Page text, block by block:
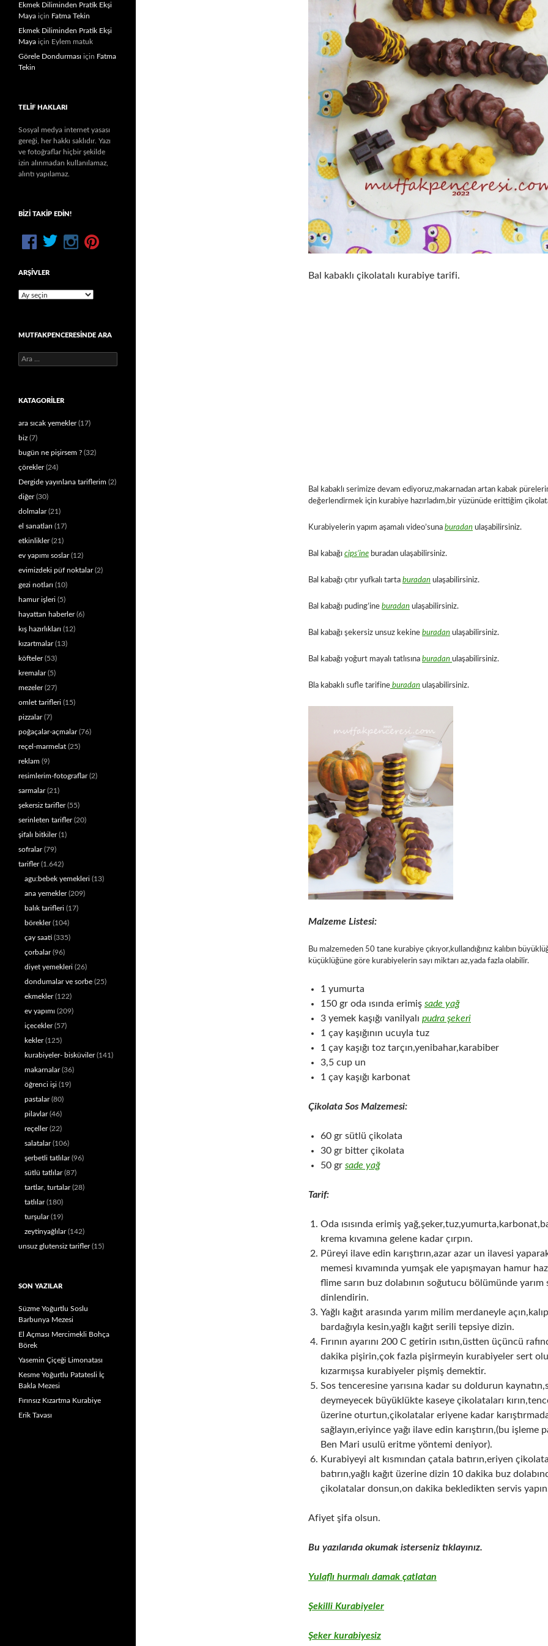
Bal kabaklı çikolatalı kurabiye tarifi.
Bal kabaklı serimize devam ediyoruz,makarnadan artan kabak
değerlendirmek için kurabiye hazırladım,bir yüzünüde erittiğim
Kurabiyelerin yapım aşamalı video’suna buradan ulaşabilirsiniz.
Bal kabağı cips’ine buradan ulaşabilirsiniz.
Bal kabağı çıtır yufkalı tarta buradan ulaşabilirsiniz.
Bal kabağı puding’ine buradan ulaşabilirsiniz.
Bal kabağı şekersiz unsuz kekine buradan ulaşabilirsiniz.
Bal kabağı yoğurt mayalı tatlısına buradan ulaşabilirsiniz.
Bla kabaklı sufle tarifine buradan ulaşabilirsiniz.
Malzeme Listesi:
Bu malzemeden 50 tane kurabiye çıkıyor,kullandığınız kalıbın
küçüklüğüne göre kurabiyelerin sayı miktarı az,yada fazla olabilir.
1 yumurta
150 gr oda ısında erimiş sade yağ
3 yemek kaşığı vanilyalı pudra şekeri
1 çay kaşığının ucuyla tuz
1 çay kaşığı toz tarçın,yenibahar,karabiber
3,5 cup un
1 çay kaşığı karbonat
Çikolata Sos Malzemesi:
60 gr sütlü çikolata
30 gr bitter çikolata
50 gr sade yağ
Tarif:
Oda ısısında erimiş
krema kıvamına gelene kadar çırpın.
Püreyi ilave edin karıştırın,azar azar un ilavesi
memesi kıvamında yumşak ele yapışmayan hamur
flime sarın buz dolabının soğutucu bölümünde yarım
dinlendirin.
Yağlı kağıt arasında yarım milim merdaneyle
bardağıyla kesin,yağlı kağıt serili tepsiye dizin.
Fırının ayarını 200 C getirin ısıtın,üstten üçüncü
dakika pişirin,çok fazla pişirmeyin kurabiyeler sert
kızarmışsa kurabiyeler pişmiş demektir.
Sos tenceresine yarısına kadar su doldurun
deymeyecek büyüklükte kaseye çikolataları
üzerine oturtun,çikolatalar eriyene kadar
sağlayın,eriyince yağı ilave edin karıştırın,(bu işleme
Ben Mari usulü eritme yöntemi deniyor).
Kurabiyeyi alt kısmından çatala batırın,eriyen
batırın,yağlı kağıt üzerine dizin 10 dakika buz
çikolatalar donsun,on dakika bekledikten servis
Afiyet şifa olsun.
Bu yazılarıda okumak isterseniz tıklayınız.
Yulaflı hurmalı damak çatlatan
Şekilli Kurabiyeler
Şeker kurabiyesiz
Ekmek Diliminden Pratik Ekşi
Maya için Fatma Tekin
Ekmek Diliminden Pratik Ekşi
Maya için Eylem matuk
Görele Dondurması için Fatma
Tekin
TELIF HAKLARI
Sosyal medya internet yasası
gereği, her hakkı saklıdır. Yazı
ve fotoğraflar hiçbir şekilde
izin alınmadan kullanılamaz,
alıntı yapılamaz.
BIZI TAKIP EDIN!
ARŞIVLER
Arşivler
MUTFAKPENCERESINDE ARA
Arama:
KATAGORILER
ara sıcak yemekler(17)
biz (7)
bugün ne pişirsem ? (32)
çörekler(24)
Dergide yayınlana tariflerim (2)
diğer(30)
dolmalar(21)
el sanatları (17)
etkinlikler(21)
ev yapımı soslar(12)
evimizdeki püf noktalar(2)
gezi notları (10)
hamur işleri (5)
hayattan haberler(6)
kış hazırlıkları (12)
kızartmalar(13)
köfteler(53)
kremalar(5)
mezeler(27)
omlet tarifleri (15)
pizzalar(7)
poğaçalar-açmalar(76)
reçel-marmelat (25)
reklam (9)
resimlerim-fotograflar(2)
sarmalar(21)
şekersiz tarifler(55)
serinleten tarifler(20)
şifalı bitkiler(1)
sofralar(79)
tarifler(1.642)
agu:bebek yemekleri (13)
ana yemekler(209)
balık tarifleri (17)
börekler(104)
çay saati (335)
çorbalar(96)
diyet yemekleri (26)
dondumalar ve sorbe (25)
ekmekler(122)
ev yapımı (209)
içecekler(57)
kekler(125)
kurabiyeler- bisküviler(141)
makarnalar(36)
öğrenci işi (19)
pastalar(80)
pilavlar(46)
reçeller(22)
salatalar(106)
şerbetli tatlılar(96)
sütlü tatlılar(87)
tartlar, turtalar(28)
tatlılar(180)
turşular(19)
zeytinyağlılar(142)
unsuz glutensiz tarifler(15)
SON YAZILAR
Süzme Yoğurtlu Soslu
Barbunya Mezesi
El Açması Mercimekli Bohça
Börek
Yasemin Çiçeği Limonatası
Kesme Yoğurtlu Patatesli İç
Bakla Mezesi
Fırınsız Kızartma Kurabiye
Erik Tavası